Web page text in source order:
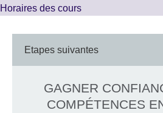
Horaires des cours
Etapes suivantes
GAGNER
COMPÉTENCES